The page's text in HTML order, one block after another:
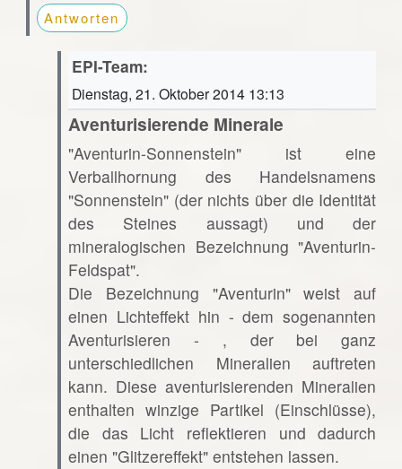
Antworten
EPI-Team:
Dienstag, 21. Oktober 2014 13:13
Aventurisierende Minerale
"Aventurin-Sonnenstein" ist eine
Verballhornung des Handelsnamens
"Sonnenstein" (der nichts über die Identität
des Steines aussagt) und der
mineralogischen Bezeichnung "Aventurin-
Feldspat".
Die Bezeichnung "Aventurin" weist auf
einen Lichteffekt hin - dem sogenannten
Aventurisieren - , der bei ganz
unterschiedlichen Mineralien auftreten
kann. Diese aventurisierenden Mineralien
enthalten winzige Partikel (Einschlüsse),
die das Licht reflektieren und dadurch
einen "Glitzereffekt" entstehen lassen.